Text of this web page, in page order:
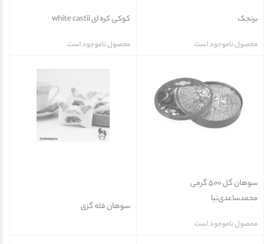
برنجک
محصول ناموجود است
کوکی کره ای white castil
محصول ناموجود است
سوهان گل 500 گرمی
محمدساعدی‌نیا
محصول ناموجود است
سوهان فله گزی